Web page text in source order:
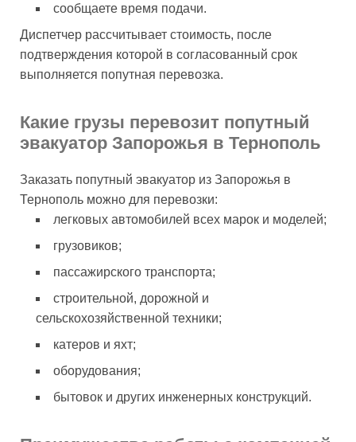
сообщаете время подачи.
Диспетчер рассчитывает стоимость, после
подтверждения которой в согласованный срок
выполняется попутная перевозка.
Какие грузы перевозит попутный
эвакуатор Запорожья в Тернополь
Заказать попутный эвакуатор из Запорожья в
Тернополь можно для перевозки:
легковых автомобилей всех марок и моделей;
грузовиков;
пассажирского транспорта;
строительной, дорожной и
сельскохозяйственной техники;
катеров и яхт;
оборудования;
бытовок и других инженерных конструкций.